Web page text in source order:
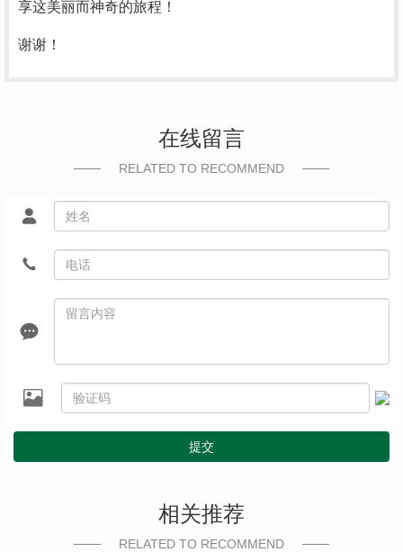
享这美丽而神奇的旅程！
谢谢！
在线留言
RELATED TO RECOMMEND
提交
相关推荐
RELATED TO RECOMMEND